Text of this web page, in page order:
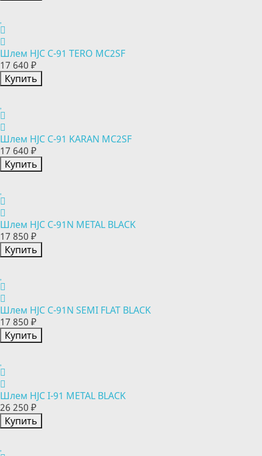
Шлем HJC C-91 TERO MC2SF
17 640 ₽
Купить
Шлем HJC C-91 KARAN MC2SF
17 640 ₽
Купить
Шлем HJC C-91N METAL BLACK
17 850 ₽
Купить
Шлем HJC C-91N SEMI FLAT BLACK
17 850 ₽
Купить
Шлем HJC I-91 METAL BLACK
26 250 ₽
Купить